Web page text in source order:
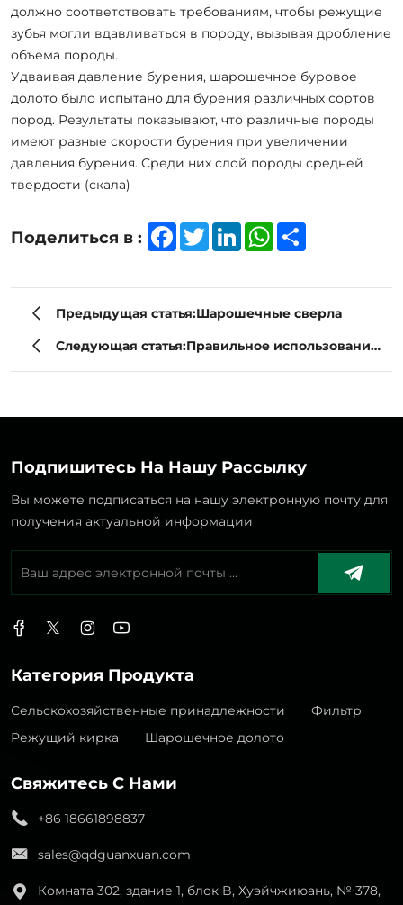
должно соответствовать требованиям, чтобы режущие
зубья могли вдавливаться в породу, вызывая дробление
объема породы.
Удваивая давление бурения, шарошечное буровое
долото было испытано для бурения различных сортов
пород. Результаты показывают, что различные породы
имеют разные скорости бурения при увеличении
давления бурения. Среди них слой породы средней
твердости (скала)
Поделиться в : FacebookTwitterLinkedInWhatsApp
Предыдущая статья:Шарошечные сверла
Следующая статья:Правильное использование
Подпишитесь На Нашу Рассылку
Вы можете подписаться на нашу электронную почту для
получения актуальной информации
Категория Продукта
Сельскохозяйственные принадлежности
Фильтр
Режущий кирка
Шарошечное долото
Свяжитесь С Нами
+86 18661898837
sales@qdguanxuan.com
Комната 302, здание 1, блок B, Хуэйчжиюань, № 378,